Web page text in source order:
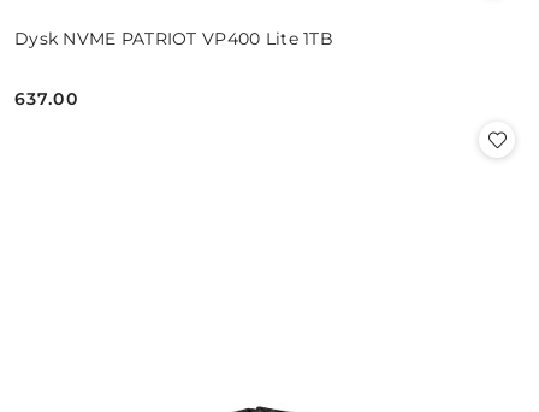
Dysk NVME PATRIOT VP400 Lite 1TB
Cena:
637.00